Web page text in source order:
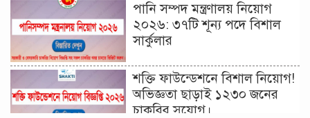
পানি সম্পদ মন্ত্রণালয় নিয়োগ
২০২৬: ৩৭টি শূন্য পদে বিশাল
সার্কুলার
শক্তি ফাউন্ডেশনে বিশাল নিয়োগ!
অভিজ্ঞতা ছাড়াই ১২৩০ জনের
চাকরির সুযোগ।